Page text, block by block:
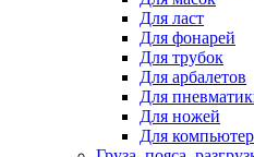
Для ласт
Для фонарей
Для трубок
Для арбалетов
Для
Для ножей
Для